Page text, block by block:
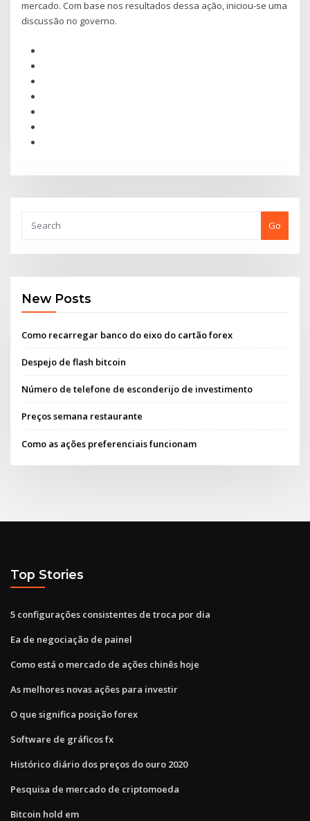
mercado. Com base nos resultados dessa ação, iniciou-se uma
discussão no governo.
Go
New Posts
Como recarregar banco do eixo do cartão forex
Despejo de flash bitcoin
Número de telefone de esconderijo de investimento
Preços semana restaurante
Como as ações preferenciais funcionam
Top Stories
5 configurações consistentes de troca por dia
Ea de negociação de painel
Como está o mercado de ações chinês hoje
As melhores novas ações para investir
O que significa posição forex
Software de gráficos fx
Histórico diário dos preços do ouro 2020
Pesquisa de mercado de criptomoeda
Bitcoin hold em